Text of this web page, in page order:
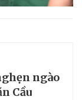
ngào
Cầu